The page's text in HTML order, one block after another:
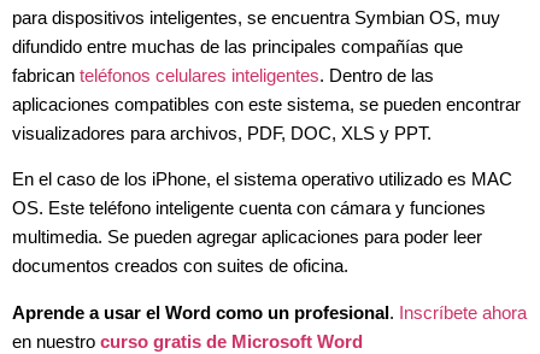
para dispositivos inteligentes, se encuentra Symbian OS, muy
difundido entre muchas de las principales compañías que
fabrican teléfonos celulares inteligentes. Dentro de las
aplicaciones compatibles con este sistema, se pueden encontrar
visualizadores para archivos, PDF, DOC, XLS y PPT.
En el caso de los iPhone, el sistema operativo utilizado es MAC
OS. Este teléfono inteligente cuenta con cámara y funciones
multimedia. Se pueden agregar aplicaciones para poder leer
documentos creados con suites de oficina.
Aprende a usar el Word como un profesional. Inscríbete ahora
en nuestro curso gratis de Microsoft Word